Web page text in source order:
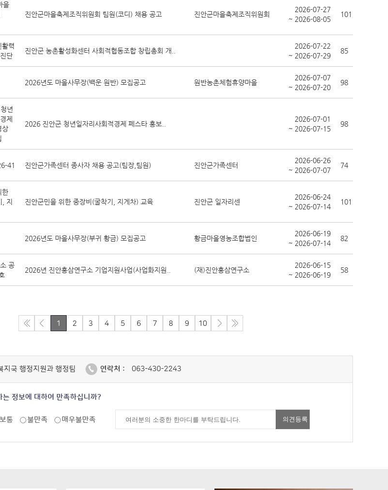
을
진안군마을축제조직위원회 팀원(코디) 채용 공고 진안군마을축제조직위원회
2026-07-27
~ 2026-08-05
101
활력
단
진안군 농촌활성화센터 사회적협동조합 창립총회 개..
2026-07-22
~ 2026-07-29
85
2026년도 마을사무장(백운 원반) 모집공고 원반농촌체험휴양마을
2026-07-07
~ 2026-07-20
98
년
제
상
2026 진안군 청년일자리사회적경제 페스타 홍보..
2026-07-01
~ 2026-07-15
98
41 진안군가족센터 종사자 채용 공고(팀장,팀원) 진안군가족센터
2026-06-26
~ 2026-07-07
74
한
지
진안군민을 위한 중장비(굴착기, 지게차) 교육 진안군 일자리센
2026-06-24
~ 2026-07-14
101
2026년도 마을사무장(부귀 황금) 모집공고 황금마을영농조합법인
2026-06-19
~ 2026-07-14
82
공
2026년 진안홍삼연구소 기업지원사업(사업화지원.. (재)진안홍삼연구소
2026-06-15
~ 2026-06-19
58
1 2 3 4 5 6 7 8 9 10
지국 행정지원과 행정팀 연락처 : 063-430-2243
는 정보에 대하여 만족하십니까?
보통 불만족 매우불만족